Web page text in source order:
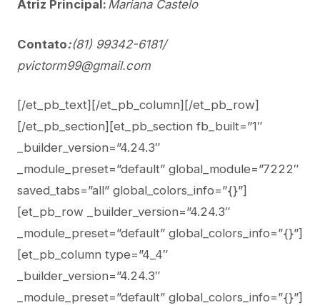
Atriz Principal: Mariana Castelo
Contato:(81) 99342-6181/
pvictorm99@gmail.com
[/et_pb_text][/et_pb_column][/et_pb_row]
[/et_pb_section][et_pb_section fb_built=”1″
_builder_version=”4.24.3″
_module_preset=”default” global_module=”7222″
saved_tabs=”all” global_colors_info=”{}”]
[et_pb_row _builder_version=”4.24.3″
_module_preset=”default” global_colors_info=”{}”]
[et_pb_column type=”4_4″
_builder_version=”4.24.3″
_module_preset=”default” global_colors_info=”{}”]